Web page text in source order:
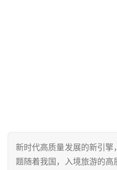
新时代高质量发展的新引
题随着我国，入境旅游的